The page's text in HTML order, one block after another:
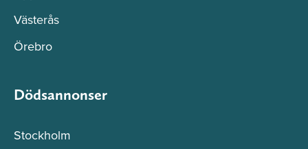
Västerås
Örebro
Dödsannonser
Stockholm